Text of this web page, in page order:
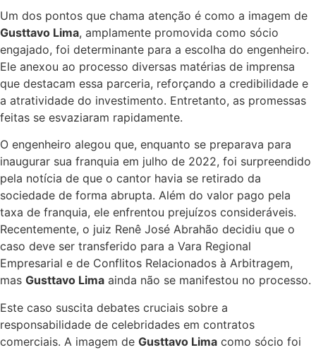
Um dos pontos que chama atenção é como a imagem de
Gusttavo Lima, amplamente promovida como sócio
engajado, foi determinante para a escolha do engenheiro.
Ele anexou ao processo diversas matérias de imprensa
que destacam essa parceria, reforçando a credibilidade e
a atratividade do investimento. Entretanto, as promessas
feitas se esvaziaram rapidamente.
O engenheiro alegou que, enquanto se preparava para
inaugurar sua franquia em julho de 2022, foi surpreendido
pela notícia de que o cantor havia se retirado da
sociedade de forma abrupta. Além do valor pago pela
taxa de franquia, ele enfrentou prejuízos consideráveis.
Recentemente, o juiz Renê José Abrahão decidiu que o
caso deve ser transferido para a Vara Regional
Empresarial e de Conflitos Relacionados à Arbitragem,
mas Gusttavo Lima ainda não se manifestou no processo.
Este caso suscita debates cruciais sobre a
responsabilidade de celebridades em contratos
comerciais. A imagem de Gusttavo Lima como sócio foi